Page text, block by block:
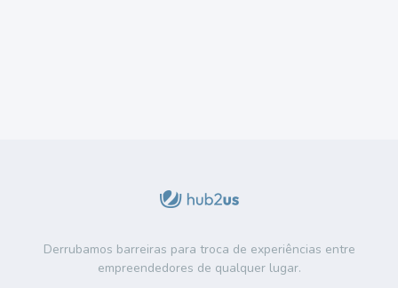
Derrubamos barreiras para troca de experiências entre
empreendedores de qualquer lugar.